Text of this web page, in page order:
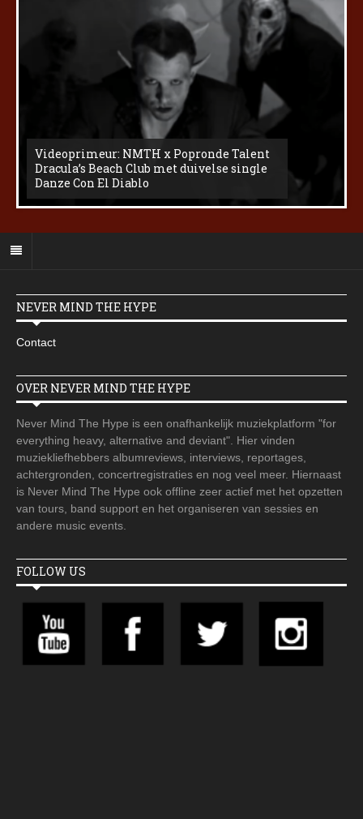
Videoprimeur: NMTH x Popronde Talent
Dracula’s Beach Club met duivelse single
Danze Con El Diablo
NEVER MIND THE HYPE
Contact
OVER NEVER MIND THE HYPE
Never Mind The Hype is een onafhankelijk muziekplatform "for
everything heavy, alternative and deviant". Hier vinden
muziekliefhebbers albumreviews, interviews, reportages,
achtergronden, concertregistraties en nog veel meer. Hiernaast
is Never Mind The Hype ook offline zeer actief met het opzetten
van tours, band support en het organiseren van sessies en
andere music events.
FOLLOW US